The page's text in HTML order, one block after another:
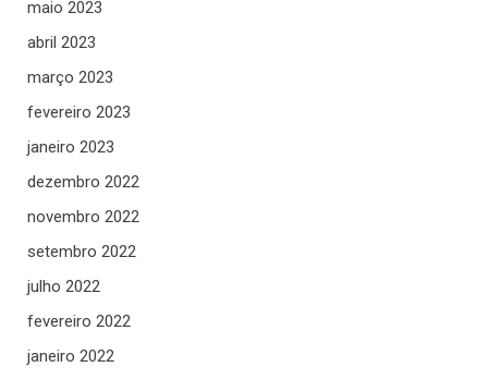
maio 2023
abril 2023
março 2023
fevereiro 2023
janeiro 2023
dezembro 2022
novembro 2022
setembro 2022
julho 2022
fevereiro 2022
janeiro 2022